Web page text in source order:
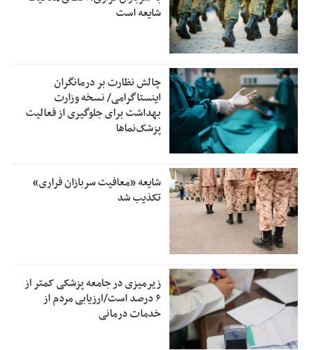
شایعه است
چالش نظارت بر درمانگران
اینستاگرامی/ نسخه وزارت
بهداشت برای جلوگیری از فعالیت
پزشک‌نماها
شایعه «معافیت سربازان فراری»
تکذیب شد
زیرمیزی در جامعه پزشکی کمتر از
۶ درصد است/ارزیابی مردم از
خدمات درمانی